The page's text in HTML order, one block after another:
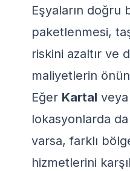
Eşyaların doğru
paketlenmesi,
riskini azaltır ve
maliyetlerin
Eğer Kartal veya
lokasyonlarda da
varsa, farklı
hizmetlerini